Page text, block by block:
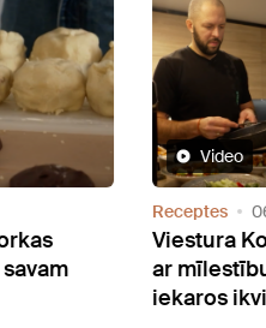
Video
Receptes 06:30
Viestura Koha
ar mīlestību
iekaros ikvienu